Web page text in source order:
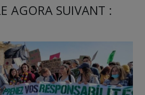
AGORA SUIVANT :